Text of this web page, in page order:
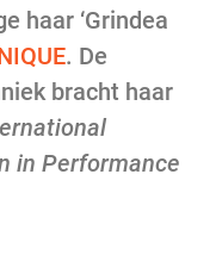
haar ‘Grindea
. De
bracht haar
in Performance